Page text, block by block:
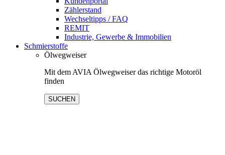
Zählerstand
Wechseltipps / FAQ
REMIT
Industrie, Gewerbe & Immobilien
Schmierstoffe
Ölwegweiser
Mit dem AVIA Ölwegweiser das richtige Motoröl
finden
SUCHEN